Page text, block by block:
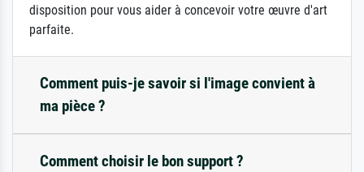
disposition pour vous aider à concevoir votre œuvre d'art
parfaite.
Comment puis-je savoir si l'image convient à
ma pièce ?
Comment choisir le bon support ?